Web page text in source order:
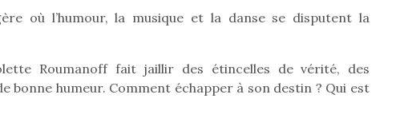
où l’humour, la musique et la danse se disputent la
Roumanoff fait jaillir des étincelles de vérité, des
humeur. Comment échapper à son destin ? Qui est
Pâques 2026 : chocolats
et idées pour une chasse
Pâques 2026 : chocolats
et idées pour une chasse